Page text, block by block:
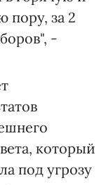
пору, за 2
-
который
под угрозу